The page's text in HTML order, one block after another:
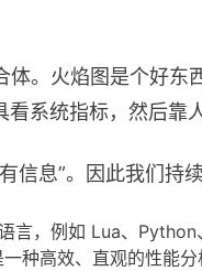
。火焰图是个好
系统指标，然后靠
信息”。因此我们持
言，例如 Lua、
种高效、直观的性能